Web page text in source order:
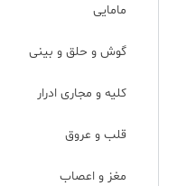
مامایی
گوش و حلق و بینی
کلیه و مجاری ادرار
قلب و عروق
مغز و اعصاب